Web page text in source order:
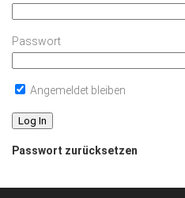
Passwort
Angemeldet bleiben
Passwort zurücksetzen